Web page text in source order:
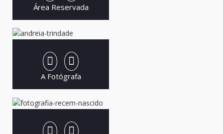
Área Reservada
A Fotógrafa